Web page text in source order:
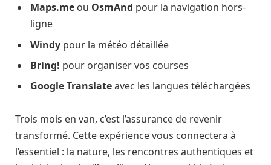
Maps.me ou OsmAnd pour la navigation hors-
ligne
Windy pour la météo détaillée
Bring! pour organiser vos courses
Google Translateavec les langues téléchargées
Trois mois en van, c’est l’assurance de revenir
transformé. Cette expérience vous connectera à
l’essentiel : la nature, les rencontres authentiques et